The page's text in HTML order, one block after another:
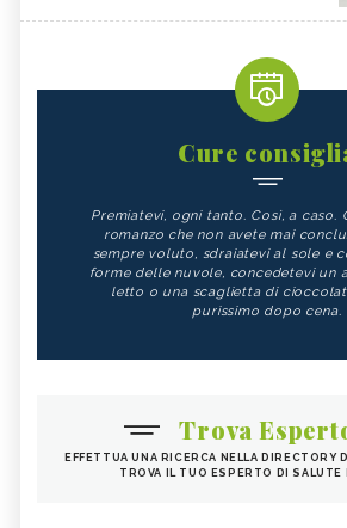
Cure
Premiatevi, ogni tanto. Così, a caso.
romanzo che non avete mai
sempre voluto, sdraiatevi al sole e
forme delle nuvole, concedetevi un
letto o una scaglietta di
purissimo dopo cena.
Trova
EFFETTUA UNA RICERCA NELLA DIRECTORY
TROVA IL TUO ESPERTO DI SALUTE